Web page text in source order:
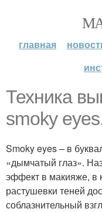
главная
Техника
smoky
Smoky eyes – в
«дымчатый глаз».
эффект в макияже, в
растушевки теней
соблазнительный